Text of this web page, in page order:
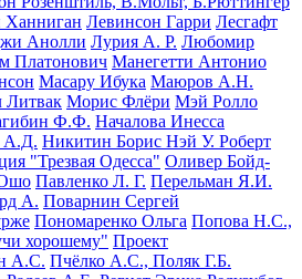
Ханниган Левинсон Гарри Лесгафт
Анолли Лурия A. P. Любомир
Платонович Манегетти Антонио
Масару Ибука Маюров А.Н.
Морис Флёри Мэй Ролло
Ф.Ф. Началова Инесса
А.Д. Никитин Борис Нэй У. Роберт
"Трезвая Одесса" Оливер Бойд-
Павленко Л. Г. Перельман Я.И.
А. Поварнин Сергей
Пономаренко Ольга Попова Н.С.,
хорошему" Проект
А.С. Пчёлко А.С., Поляк Г.Б.